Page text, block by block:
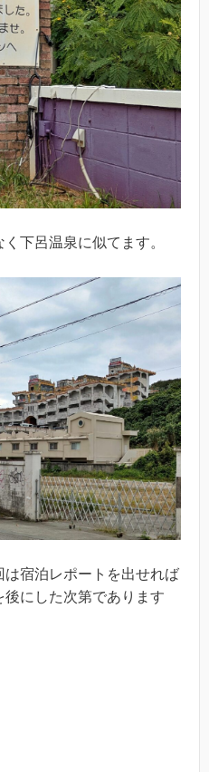
下呂温泉に似てます。
は宿泊レポートを出せれば
にした次第であります